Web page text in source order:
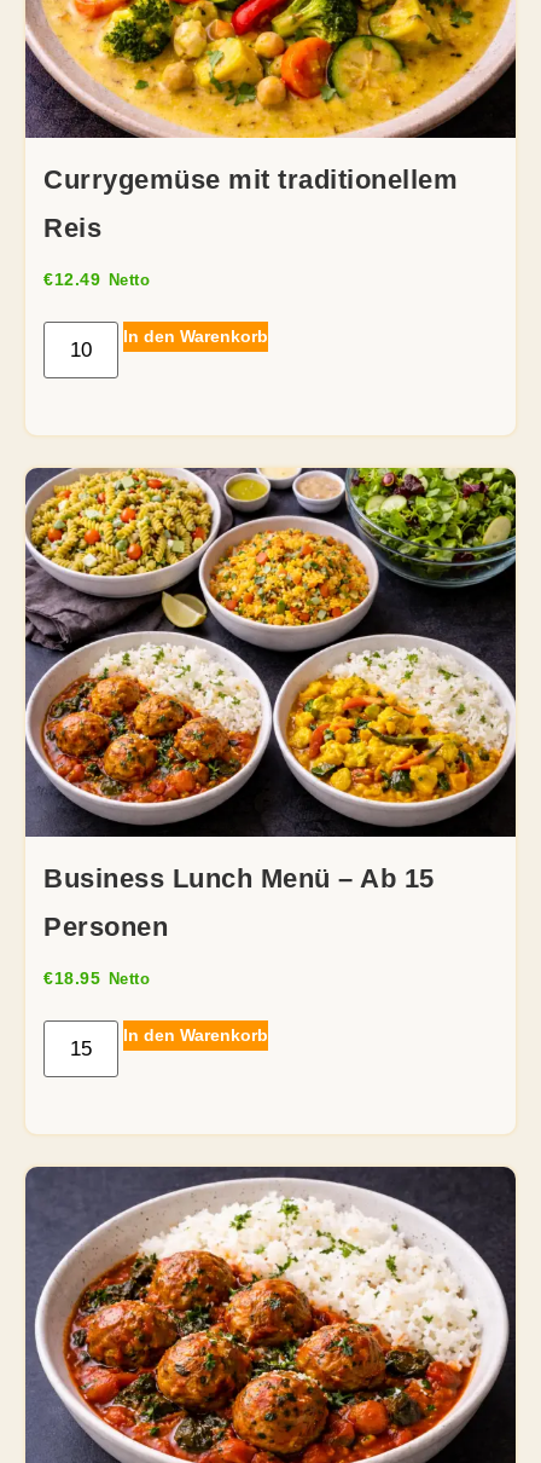
Currygemüse mit traditionellem
Reis
€12.49 Netto
In den Warenkorb
Business Lunch Menü – Ab 15
Personen
€18.95 Netto
In den Warenkorb